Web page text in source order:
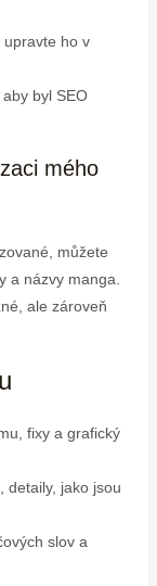
ho v
byl SEO
mého
můžete
a názvy manga.
ale zároveň
fixy a grafický
detaily, jako jsou
slov a